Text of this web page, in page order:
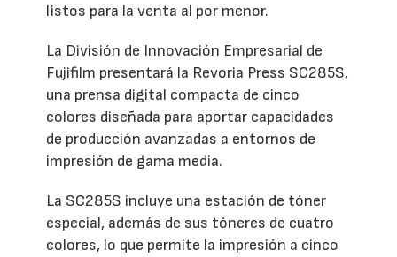
listos para la venta al por menor.
La División de Innovación Empresarial de
Fujifilm presentará la Revoria Press SC285S,
una prensa digital compacta de cinco
colores diseñada para aportar capacidades
de producción avanzadas a entornos de
impresión de gama media.
La SC285S incluye una estación de tóner
especial, además de sus tóneres de cuatro
colores, lo que permite la impresión a cinco